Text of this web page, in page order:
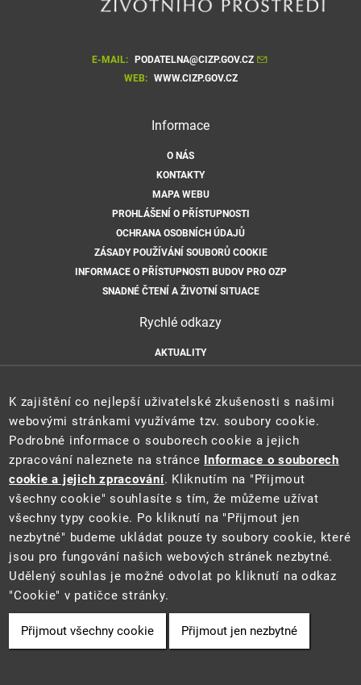
E-MAIL: PODATELNA@CIZP.GOV.CZ
WEB: WWW.CIZP.GOV.CZ
Informace
O NÁS
KONTAKTY
MAPA WEBU
PROHLÁŠENÍ O PŘÍSTUPNOSTI
OCHRANA OSOBNÍCH ÚDAJŮ
ZÁSADY POUŽÍVÁNÍ SOUBORŮ COOKIE
INFORMACE O PŘÍSTUPNOSTI BUDOV PRO OZP
SNADNÉ ČTENÍ A ŽIVOTNÍ SITUACE
Rychlé odkazy
AKTUALITY
2021 ©Ministerstvo životního prostředí
souladu se zákonem č. 106/1999 Sb., o svobodném přístupu k informacím.
Cookie
K zajištění co nejlepší uživatelské zkušenosti s našimi
webovými stránkami využíváme tzv. soubory cookie.
Podrobné informace o souborech cookie a jejich
zpracování naleznete na stránce Informace o souborech
cookie a jejich zpracování. Kliknutím na "Přijmout
všechny cookie" souhlasíte s tím, že můžeme užívat
všechny typy cookie. Po kliknutí na "Přijmout jen
nezbytné" budeme ukládat pouze ty soubory cookie, které
jsou pro fungování našich webových stránek nezbytné.
Udělený souhlas je možné odvolat po kliknutí na odkaz
"Cookie" v patičce stránky.
Přijmout všechny cookie Přijmout jen nezbytné